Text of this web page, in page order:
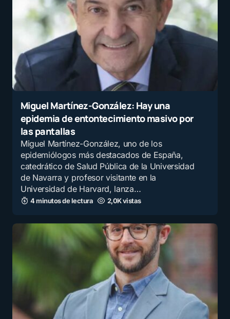
Mensaje*
Nombre*
E-mail*
navegador para la próxima vez que comente.
Recibir un correo electrónico con los siguientes
comentarios a esta entrada.
Recibir un correo electrónico con cada nueva
entrada.
Miguel Martínez-González: Hay una
epidemia de entontecimiento masivo por
las pantallas
Miguel Martínez-González, uno de los
epidemiólogos más destacados de España,
catedrático de Salud Pública de la Universidad
de Navarra y profesor visitante en la
Universidad de Harvard, lanza…
4 minutos de lectura 2,0K vistas